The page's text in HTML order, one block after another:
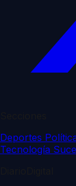
Deportes
Tecnología